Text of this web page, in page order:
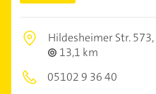
Hildesheimer Str. 573,
13,1 km
05102 9 36 40